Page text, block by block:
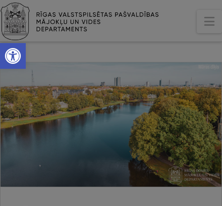
Open toolbar